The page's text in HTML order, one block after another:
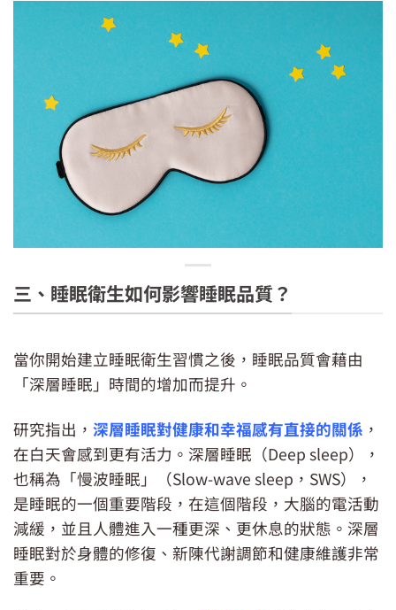
三、睡眠衛生如何影響睡眠品質？
當你開始建立睡眠衛生習慣之後，睡眠品質會藉由
「深層睡眠」時間的增加而提升。
研究指出， 深層睡眠對健康和幸福感有直接的關係 ，
在白天會感到更有活力。深層睡眠（Deep sleep），
也稱為「慢波睡眠」（Slow-wave sleep，SWS），
是睡眠的一個重要階段，在這個階段，大腦的電活動
減緩，並且人體進入一種更深、更休息的狀態。深層
睡眠對於身體的修復、新陳代謝調節和健康維護非常
重要。